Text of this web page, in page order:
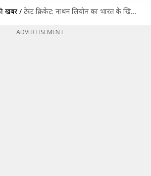
खबरें / टेस्ट क्रिकेट: नाथन लियोन का भारत के खिलाफ कैसा रहा है प्रदर्शन? जानिए आंकड़े
ADVERTISEMENT